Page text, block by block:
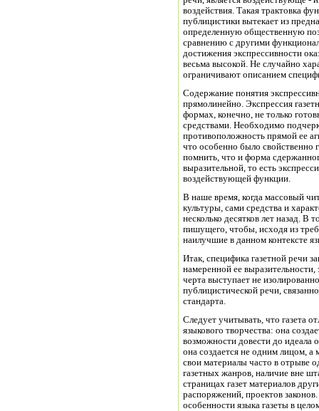
воздействия. Такая трактовка
публицистики вытекает из
определенную общественную
сравнению с другими
достижения экспрессивности
весьма высокой. Не случайно
ограничивают описанием
Содержание понятия
прямолинейно. Экспрессия
формах, конечно, не только
средствами. Необходимо
противоположность прямой ее
что особенно было свойственно
помнить, что и форма
выразительной, то есть
воздействующей функции.
В наше время, когда массовый
культуры, сами средства и
несколько десятков лет назад. В
пишущего, чтобы, исходя из
наилучшие в данном контексте
Итак, специфика газетной речи
намеренной ее
черта выступает не
публицистической речи,
стандарта.
Следует учитывать, что газета
языкового творчества: она
возможности довести до идеала
она создается не одним лицом, а
свои материалы часто в отрыве
газетных жанров, наличие вне
страницах газет материалов
распоряжений, проектов
особенности языка газеты в